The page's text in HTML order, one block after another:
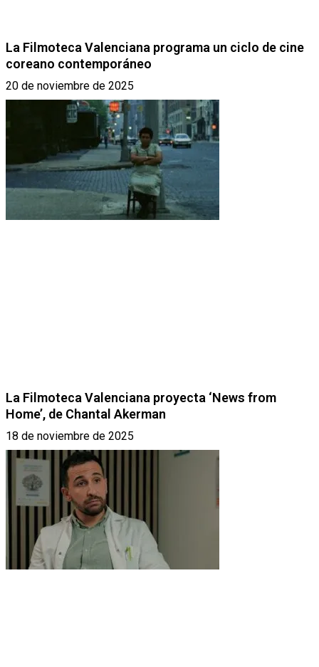
La Filmoteca Valenciana programa un ciclo de cine
coreano contemporáneo
20 de noviembre de 2025
La Filmoteca Valenciana proyecta ‘News from
Home’, de Chantal Akerman
18 de noviembre de 2025